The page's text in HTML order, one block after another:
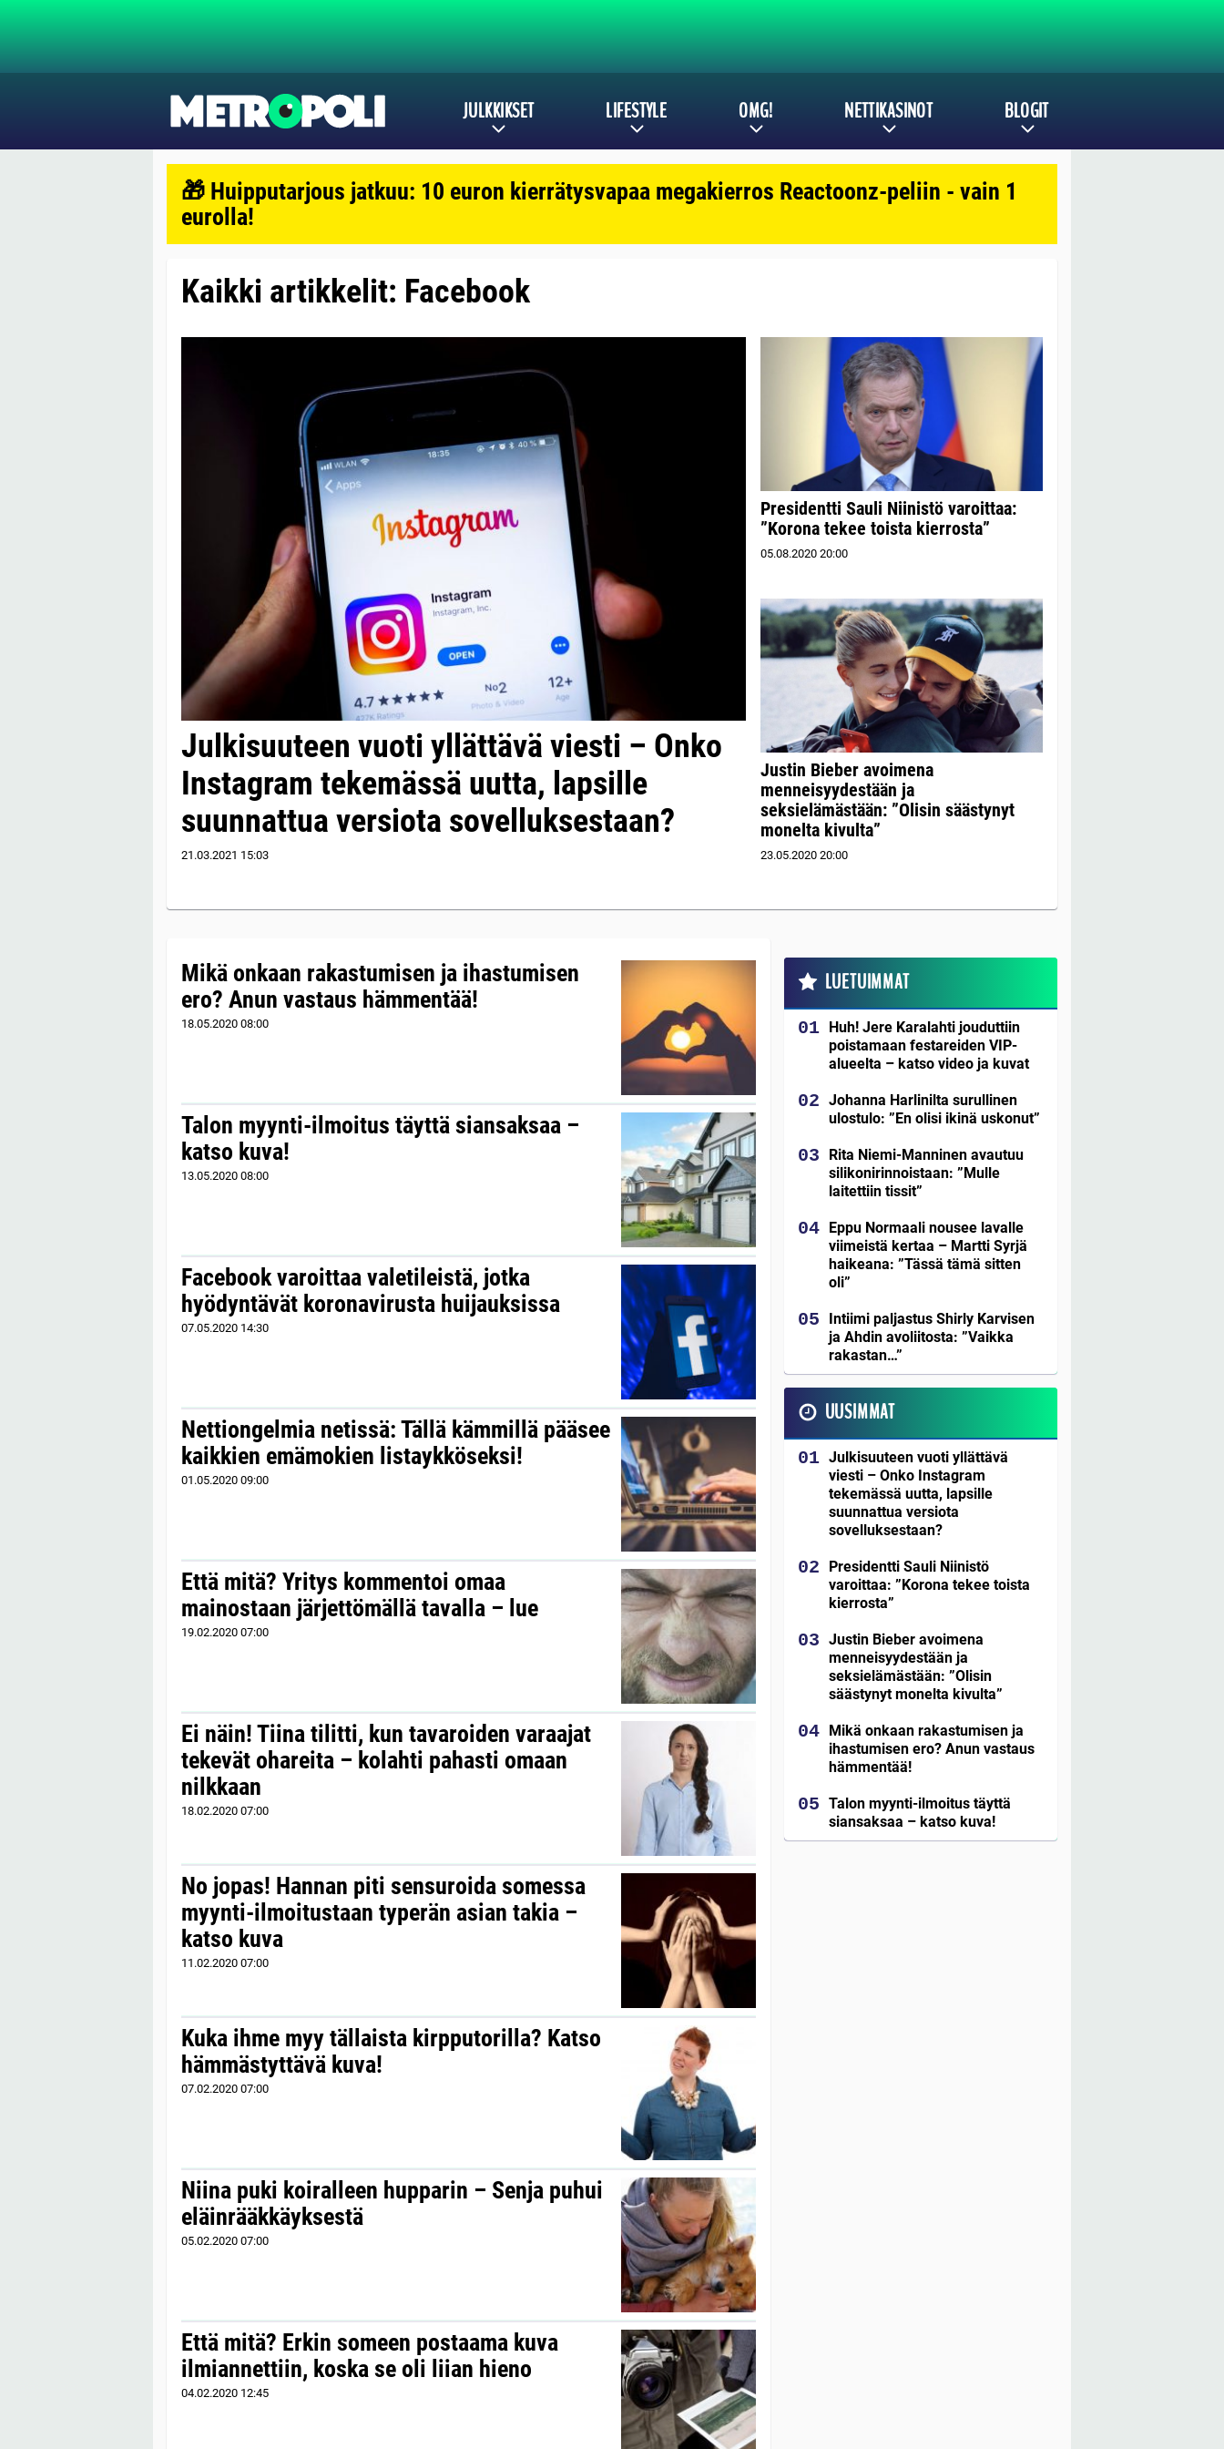
JULKKIKSET LIFESTYLE OMG! NETTIKASINOT BLOGIT
🎁 Huipputarjous jatkuu: 10 euron kierrätysvapaa megakierros Reactoonz-peliin - vain 1
eurolla!
Kaikki artikkelit: Facebook
Julkisuuteen vuoti yllättävä viesti – Onko
Instagram tekemässä uutta, lapsille
suunnattua versiota sovelluksestaan?
21.03.2021 15:03
Presidentti Sauli Niinistö varoittaa:
”Korona tekee toista kierrosta”
05.08.2020 20:00
Justin Bieber avoimena
menneisyydestään ja
seksielämästään: ”Olisin säästynyt
monelta kivulta”
23.05.2020 20:00
Mikä onkaan rakastumisen ja ihastumisen
ero? Anun vastaus hämmentää!
18.05.2020 08:00
Talon myynti-ilmoitus täyttä siansaksaa –
katso kuva!
13.05.2020 08:00
Facebook varoittaa valetileistä, jotka
hyödyntävät koronavirusta huijauksissa
07.05.2020 14:30
Nettiongelmia netissä: Tällä kämmillä pääsee
kaikkien emämokien listaykköseksi!
01.05.2020 09:00
Että mitä? Yritys kommentoi omaa
mainostaan järjettömällä tavalla – lue
19.02.2020 07:00
Ei näin! Tiina tilitti, kun tavaroiden varaajat
tekevät ohareita – kolahti pahasti omaan
nilkkaan
18.02.2020 07:00
No jopas! Hannan piti sensuroida somessa
myynti-ilmoitustaan typerän asian takia –
katso kuva
11.02.2020 07:00
Kuka ihme myy tällaista kirpputorilla? Katso
hämmästyttävä kuva!
07.02.2020 07:00
Niina puki koiralleen hupparin – Senja puhui
eläinrääkkäyksestä
05.02.2020 07:00
Että mitä? Erkin someen postaama kuva
ilmiannettiin, koska se oli liian hieno
04.02.2020 12:45
LUETUIMMAT
Huh! Jere Karalahti jouduttiin
poistamaan festareiden VIP-
alueelta – katso video ja kuvat
Johanna Harlinilta surullinen
ulostulo: ”En olisi ikinä uskonut”
Rita Niemi-Manninen avautuu
silikonirinnoistaan: ”Mulle
laitettiin tissit”
Eppu Normaali nousee lavalle
viimeistä kertaa – Martti Syrjä
haikeana: ”Tässä tämä sitten
oli”
Intiimi paljastus Shirly Karvisen
ja Ahdin avoliitosta: ”Vaikka
rakastan…”
UUSIMMAT
Julkisuuteen vuoti yllättävä
viesti – Onko Instagram
tekemässä uutta, lapsille
suunnattua versiota
sovelluksestaan?
Presidentti Sauli Niinistö
varoittaa: ”Korona tekee toista
kierrosta”
Justin Bieber avoimena
menneisyydestään ja
seksielämästään: ”Olisin
säästynyt monelta kivulta”
Mikä onkaan rakastumisen ja
ihastumisen ero? Anun vastaus
hämmentää!
Talon myynti-ilmoitus täyttä
siansaksaa – katso kuva!